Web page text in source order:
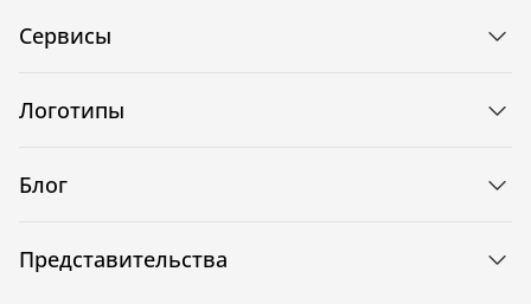
Сервисы
Логотипы
Блог
Представительства